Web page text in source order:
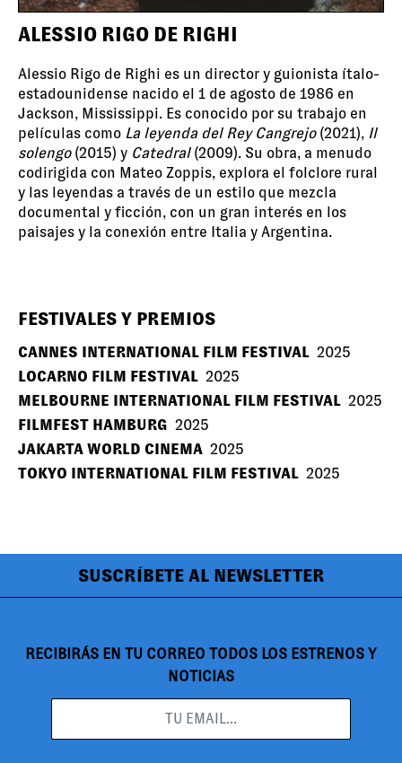
ALESSIO RIGO DE RIGHI
Alessio Rigo de Righi es un director y guionista ítalo-
estadounidense nacido el 1 de agosto de 1986 en
Jackson, Mississippi. Es conocido por su trabajo en
películas como La leyenda del Rey Cangrejo(2021), Il
solengo(2015) y Catedral(2009). Su obra, a menudo
codirigida con Mateo Zoppis, explora el folclore rural
y las leyendas a través de un estilo que mezcla
documental y ficción, con un gran interés en los
paisajes y la conexión entre Italia y Argentina.
FESTIVALES Y PREMIOS
CANNES INTERNATIONAL FILM FESTIVAL 2025
LOCARNO FILM FESTIVAL 2025
MELBOURNE INTERNATIONAL FILM FESTIVAL 2025
FILMFEST HAMBURG 2025
JAKARTA WORLD CINEMA 2025
TOKYO INTERNATIONAL FILM FESTIVAL 2025
SUSCRÍBETE AL NEWSLETTER
RECIBIRÁS EN TU CORREO TODOS LOS ESTRENOS Y
NOTICIAS